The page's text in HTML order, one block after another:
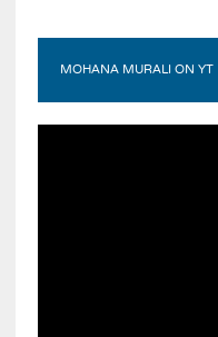
MOHANA MURALI ON YT